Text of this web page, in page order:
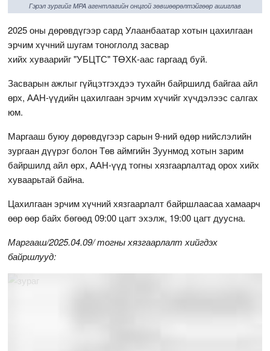
Гэрэл зургийг MPA агентлагийн онцгой зөвшөөрөлтэйгөөр ашиглав
2025 оны дөрөвдүгээр сард Улаанбаатар хотын цахилгаан
эрчим хүчний шугам тоноглолд засвар
хийх хуваарийг "УБЦТС" ТӨХК-аас гаргаад буй.
Засварын ажлыг гүйцэтгэхдээ тухайн байршилд байгаа айл
өрх, ААН-үүдийн цахилгаан эрчим хүчийг хүчдэлээс салгах
юм.
Маргааш буюу дөрөвдүгээр сарын 9-ний өдөр нийслэлийн
зургаан дүүрэг болон Төв аймгийн Зуунмод хотын зарим
байршилд айл өрх, ААН-үүд тогны хязгаарлалтад орох хийх
хуваарьтай байна.
Цахилгаан эрчим хүчний хязгаарлалт байршлаасаа хамаарч
өөр өөр байх бөгөөд 09:00 цагт эхэлж, 19:00 цагт дуусна.
Маргааш/2025.04.09/ тогны хязгаарлалт хийгдэх
байршлууд: